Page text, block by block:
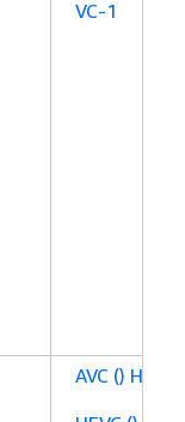
VC-1
AVC () H.264